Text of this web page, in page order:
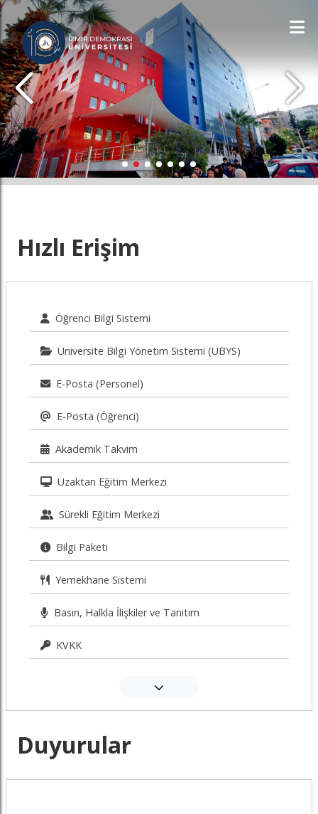
İDÜ'YÜ KEŞFET
Hızlı Erişim
Öğrenci Bilgi Sistemi
Üniversite Bilgi Yönetim Sistemi (ÜBYS)
E-Posta (Personel)
E-Posta (Öğrenci)
Akademik Takvim
Uzaktan Eğitim Merkezi
Sürekli Eğitim Merkezi
Bilgi Paketi
Yemekhane Sistemi
Basın, Halkla İlişkiler ve Tanıtım
KVKK
Duyurular